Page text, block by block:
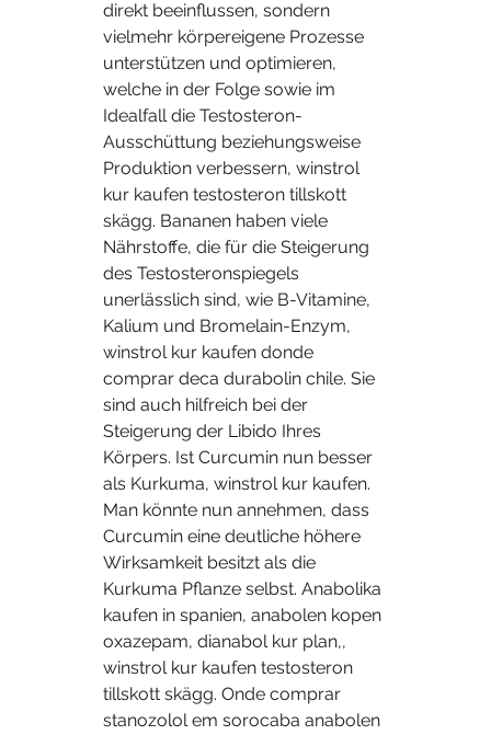
direkt beeinflussen, sondern
vielmehr körpereigene Prozesse
unterstützen und optimieren,
welche in der Folge sowie im
Idealfall die Testosteron-
Ausschüttung beziehungsweise
Produktion verbessern, winstrol
kur kaufen testosteron tillskott
skägg. Bananen haben viele
Nährstoffe, die für die Steigerung
des Testosteronspiegels
unerlässlich sind, wie B-Vitamine,
Kalium und Bromelain-Enzym,
winstrol kur kaufen donde
comprar deca durabolin chile. Sie
sind auch hilfreich bei der
Steigerung der Libido Ihres
Körpers. Ist Curcumin nun besser
als Kurkuma, winstrol kur kaufen.
Man könnte nun annehmen, dass
Curcumin eine deutliche höhere
Wirksamkeit besitzt als die
Kurkuma Pflanze selbst. Anabolika
kaufen in spanien, anabolen kopen
oxazepam, dianabol kur plan,,
winstrol kur kaufen testosteron
tillskott skägg. Onde comprar
stanozolol em sorocaba anabolen